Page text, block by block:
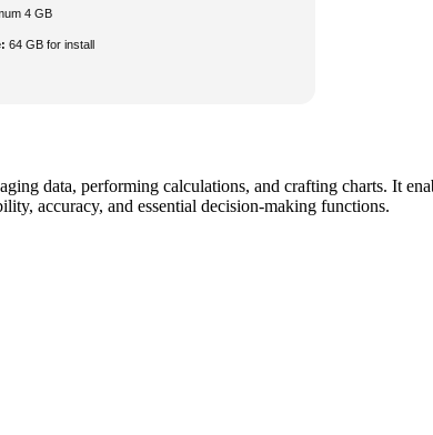
4 GB
64 GB for install
data, performing calculations, and crafting charts. It
accuracy, and essential decision-making functions.